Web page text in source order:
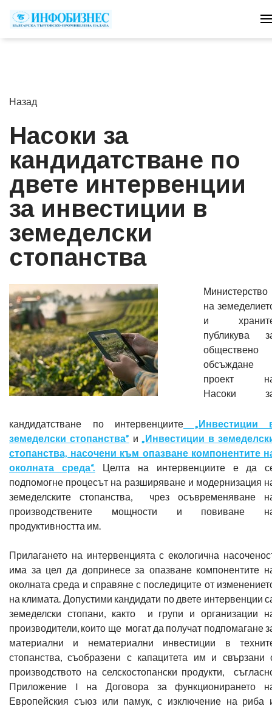
Назад
Насоки за
кандидатстване по
двете интервенции
за инвестиции в
земеделски
стопанства
Министерство
на
и
публикува
обществено
обсъждане
проект
Насоки
кандидатстване по интервенциите „Инвестиции
земеделски стопанства” и„Инвестиции в
стопанства, насочени към опазване компонентите
околната среда“. Целта на интервенциите е да
подпомогне процесът на разширяване и модернизация
земеделските стопанства, чрез осъвременяване
производствените мощности и повиване
продуктивността им.
Прилагането на интервенцията с екологична
има за цел да допринесе за опазване компонентите
околната среда и справяне с последиците от
на климата. Допустими кандидати по двете интервенции
земеделски стопани, както и групи и организации
производители, които ще могат да получат подпомагане
материални и нематериални инвестиции в
стопанства, съобразени с капацитета им и свързани
производството на селскостопански продукти,
Приложение I на Договора за функционирането
Европейския съюз или памук, с изключение на риба